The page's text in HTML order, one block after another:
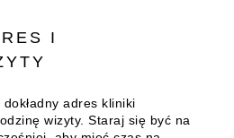
I
adres kliniki
wizyty. Staraj się być na